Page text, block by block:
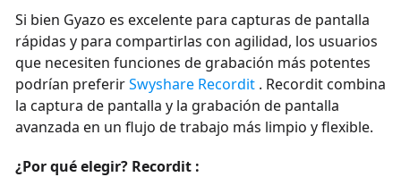
Si bien Gyazo es excelente para capturas de pantalla
rápidas y para compartirlas con agilidad, los usuarios
que necesiten funciones de grabación más potentes
podrían preferirSwyshare Recordit . Recordit combina
la captura de pantalla y la grabación de pantalla
avanzada en un flujo de trabajo más limpio y flexible.
¿Por qué elegir? Recordit :